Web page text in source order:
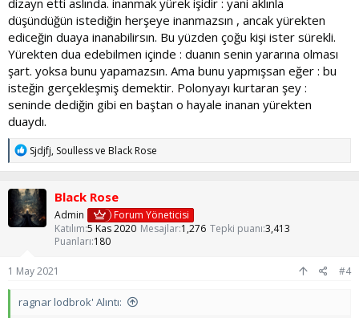
düşündüğün istediğin herşeye inanmazsın , ancak yürekten
ediceğin duaya inanabilirsın. Bu yüzden çoğu kişi ister sürekli.
Yürekten dua edebilmen içinde : duanın senin yararına olması
şart. yoksa bunu yapamazsın. Ama bunu yapmışsan eğer : bu
isteğin gerçekleşmiş demektir. Polonyayı kurtaran şey :
seninde dediğin gibi en baştan o hayale inanan yürekten
duaydı.
T
p
k
i
l
e
Sjdjfj, Soullessve Black Rose
Black Rose
Admin
Forum Yöneticisi
Katılım 5 Kas 2020 Mesajlar 1,276 Tepki puanı 3,413
Puanları 180
1 May 2021 #4
ragnar lodbrok' Alıntı: